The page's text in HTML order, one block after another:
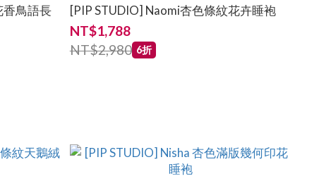
[PIP STUDIO] Naomi杏色條紋花卉睡袍
NT$1,788
NT$2,980 6折